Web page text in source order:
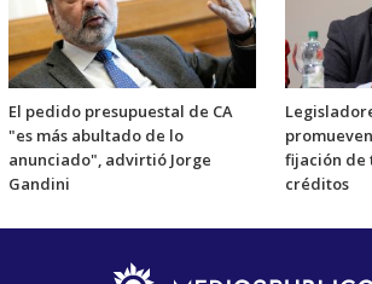
El pedido presupuestal de CA
"es más abultado de lo
anunciado", advirtió Jorge
Gandini
fijación de
créditos